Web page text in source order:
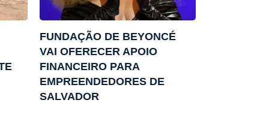
FUNDAÇÃO DE BEYONCÉ
VAI OFERECER APOIO
FINANCEIRO PARA
EMPREENDEDORES DE
SALVADOR